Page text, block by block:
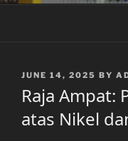
POSTED
JUNE 14, 2025 BY
Raja Ampat:
atas Nikel